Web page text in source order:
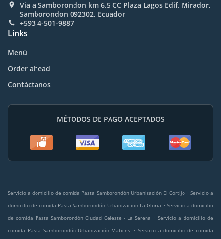
Via a Samborondon km 6.5 CC Plaza Lagos Edif. Mirador,
Samborondon 092302, Ecuador
+593 4-501-9887
Links
Menú
Order ahead
Contáctanos
MÉTODOS DE PAGO ACEPTADOS
Servicio a domicilio de comida Pasta Samborondón Urbanización El Cortijo . Servicio a
domicilio de comida Pasta Samborondón Urbanizacion La Gloria . Servicio a domicilio
de comida Pasta Samborondón Ciudad Celeste - La Serena
. Servicio a domicilio de
comida Pasta Samborondón Urbanización Matices . Servicio a domicilio de comida